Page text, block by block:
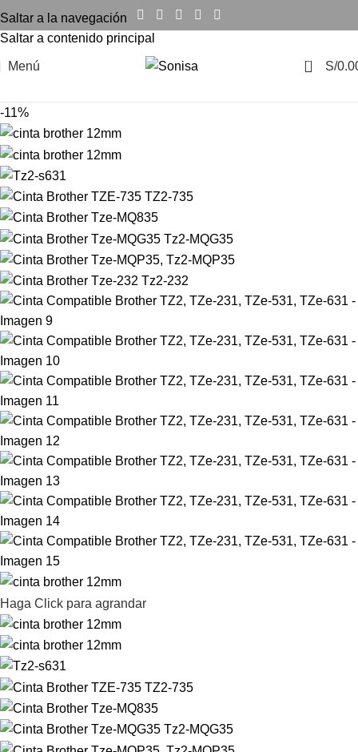
Saltar a la navegación
Saltar a contenido principal
Menú 0 S/
-11%
Haga Click para agrandar